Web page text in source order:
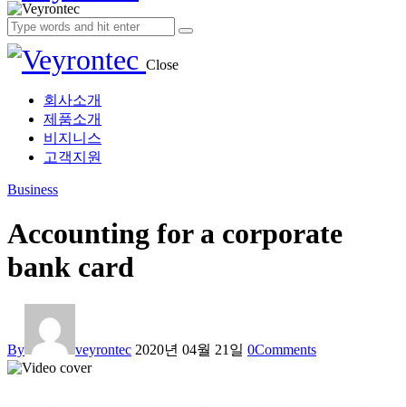
Close
회사소개
제품소개
비지니스
고객지원
Business
Accounting for a corporate
bank card
By veyrontec 2020년 04월 21일 0Comments